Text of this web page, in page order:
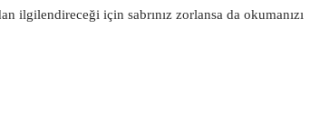
ilgilendireceği için sabrınız zorlansa da okumanızı